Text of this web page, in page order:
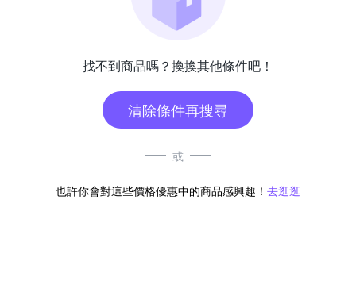
找不到商品嗎？換換其他條件吧！
清除條件再搜尋
或
也許你會對這些價格優惠中的商品感興趣！ 去逛逛